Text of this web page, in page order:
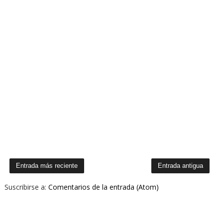
Entrada más reciente Entrada antigua
Suscribirse a: Comentarios de la entrada (Atom)